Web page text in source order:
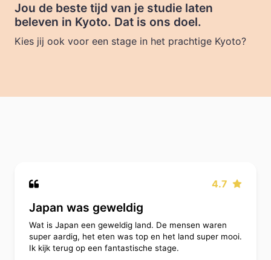
Jou de beste tijd van je studie laten
beleven in Kyoto. Dat is ons doel.
Kies jij ook voor een stage in het prachtige Kyoto?
4.7
Japan was geweldig
Wat is Japan een geweldig land. De mensen waren
super aardig, het eten was top en het land super mooi.
Ik kijk terug op een fantastische stage.